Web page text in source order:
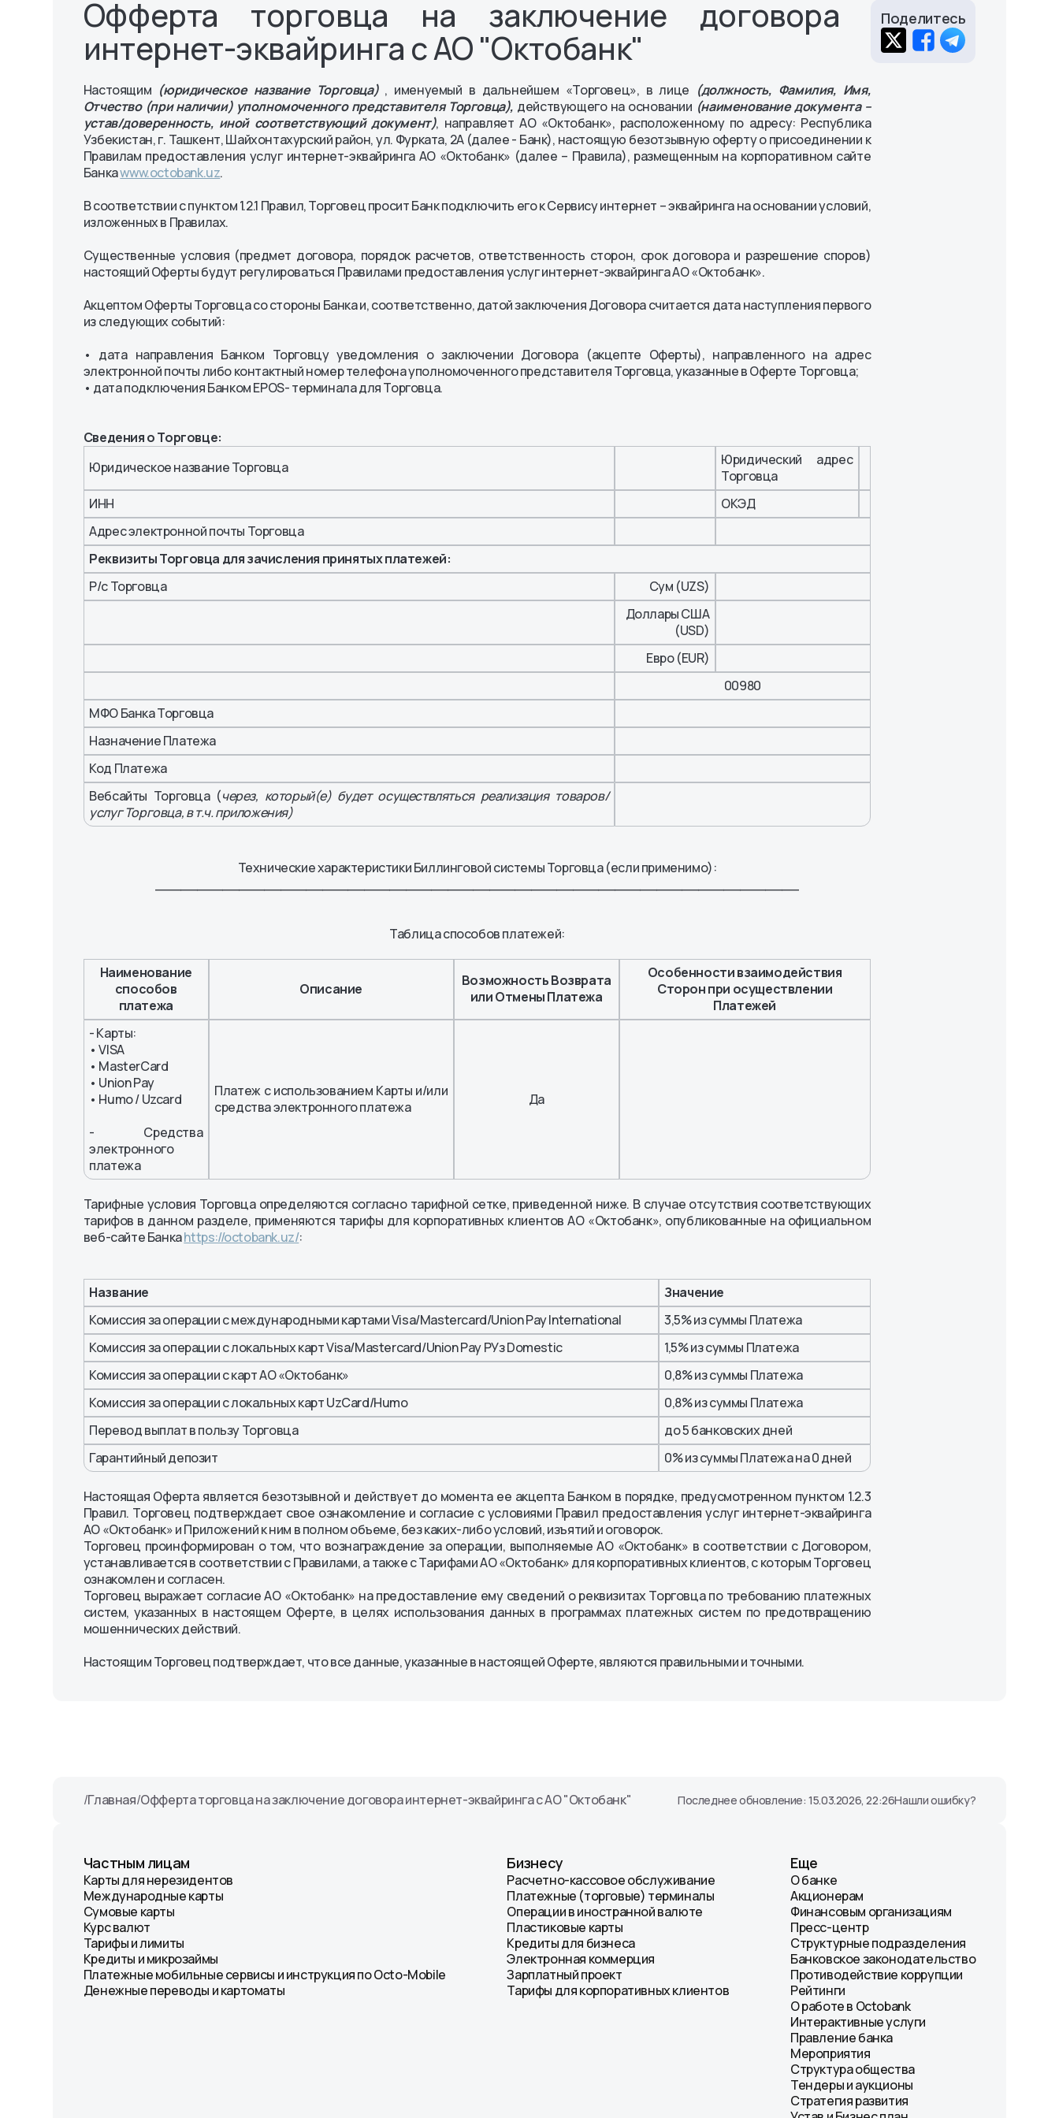
Платежные мобильные
сервисы и инструкция по
Octo-Mobile
Платежная система
Политика
конфиденциальности
персональных данных АО
«Octobank»
Ипотека
Устав и Бизнес план
Уведомления
Комплаенс
Порядок обращения
Офферта торговца на заключение договора
интернет-эквайринга с АО "Октобанк"
Настоящим (юридическое название Торговца), именуемый в дальнейшем «Торговец», в лице (должность, Фамилия, Имя,
Отчество (при наличии) уполномоченного представителя Торговца), действующего на основании (наименование документа –
устав/доверенность, иной соответствующий документ), направляет АО «Октобанк», расположенному по адресу: Республика
Узбекистан, г. Ташкент, Шайхонтахурский район, ул. Фурката, 2А (далее - Банк), настоящую безотзывную оферту о присоединении к
Правилам предоставления услуг интернет-эквайринга АО «Октобанк» (далее – Правила), размещенным на корпоративном сайте
Банкаwww.octobank.uz.
В соответствии с пунктом 1.2.1 Правил, Торговец просит Банк подключить его к Сервису интернет – эквайринга на основании условий,
изложенных в Правилах.
Существенные условия (предмет договора, порядок расчетов, ответственность сторон, срок договора и разрешение споров)
настоящий Оферты будут регулироваться Правилами предоставления услуг интернет-эквайринга АО «Октобанк».
Акцептом Оферты Торговца со стороны Банка и, соответственно, датой заключения Договора считается дата наступления первого
из следующих событий:
• дата направления Банком Торговцу уведомления о заключении Договора (акцепте Оферты), направленного на адрес
электронной почты либо контактный номер телефона уполномоченного представителя Торговца, указанные в Оферте Торговца;
• дата подключения Банком EPOS- терминала для Торговца.
Сведения о Торговце:
Юридическое название Торговца
Юридический адрес
Торговца
ИНН
ОКЭД
Адрес электронной почты Торговца
Реквизиты Торговца для зачисления принятых платежей:
Р/с Торговца
Сум (UZS)
Доллары США
(USD)
Евро (EUR)
00980
МФО Банка Торговца
Назначение Платежа
Код Платежа
Вебсайты Торговца (через, который(е) будет осуществляться реализация товаров/
услуг Торговца, в т.ч. приложения)
Технические характеристики Биллинговой системы Торговца (если применимо):
_____________________________________________________________________________
Таблица способов платежей:
Наименование
способов
платежа
Описание
Возможность Возврата
или Отмены Платежа
Особенности взаимодействия
Сторон при осуществлении
Платежей
- Карты:
• VISA
• MasterCard
• Union Pay
• Humo / Uzcard
- Средства
электронного
платежа
Платеж с использованием Карты и/или
средства электронного платежа
Да
Тарифные условия Торговца определяются согласно тарифной сетке, приведенной ниже. В случае отсутствия соответствующих
тарифов в данном разделе, применяются тарифы для корпоративных клиентов АО «Октобанк», опубликованные на официальном
веб-сайте Банкаhttps://octobank.uz/:
Название
Значение
Комиссия за операции с международными картами Visa/Mastercard/Union Pay International
3,5% из суммы Платежа
Комиссия за операции с локальных карт Visa/Mastercard/Union Pay РУз Domestic
1,5% из суммы Платежа
Комиссия за операции с карт АО «Октобанк»
0,8% из суммы Платежа
Комиссия за операции с локальных карт UzCard/Humo
0,8% из суммы Платежа
Перевод выплат в пользу Торговца
до 5 банковских дней
Гарантийный депозит
0% из суммы Платежа на 0 дней
Настоящая Оферта является безотзывной и действует до момента ее акцепта Банком в порядке, предусмотренном пунктом 1.2.3
Правил. Торговец подтверждает свое ознакомление и согласие с условиями Правил предоставления услуг интернет-эквайринга
АО «Октобанк» и Приложений к ним в полном объеме, без каких-либо условий, изъятий и оговорок.
Торговец проинформирован о том, что вознаграждение за операции, выполняемые АО «Октобанк» в соответствии с Договором,
устанавливается в соответствии с Правилами, а также с Тарифами АО «Октобанк» для корпоративных клиентов, с которым Торговец
ознакомлен и согласен.
Торговец выражает согласие АО «Октобанк» на предоставление ему сведений о реквизитах Торговца по требованию платежных
систем, указанных в настоящем Оферте, в целях использования данных в программах платежных систем по предотвращению
мошеннических действий.
Настоящим Торговец подтверждает, что все данные, указанные в настоящей Оферте, являются правильными и точными.
Поделитесь
/Главная/Офферта торговца на заключение договора интернет-эквайринга с АО "Октобанк" Последнее обновление: 15.03.2026, 22:26Нашли ошибку?
Частным лицам
Карты для нерезидентов
Международные карты
Сумовые карты
Курс валют
Тарифы и лимиты
Кредиты и микрозаймы
Платежные мобильные сервисы и инструкция по Octo-Mobile
Денежные переводы и картоматы
Бизнесу
Расчетно-кассовое обслуживание
Платежные (торговые) терминалы
Операции в иностранной валюте
Пластиковые карты
Кредиты для бизнеса
Электронная коммерция
Зарплатный проект
Тарифы для корпоративных клиентов
Еще
О банке
Акционерам
Финансовым организациям
Пресс-центр
Структурные подразделения
Банковское законодательство
Противодействие коррупции
Рейтинги
О работе в Octobank
Интерактивные услуги
Правление банка
Мероприятия
Структура общества
Тендеры и аукционы
Стратегия развития